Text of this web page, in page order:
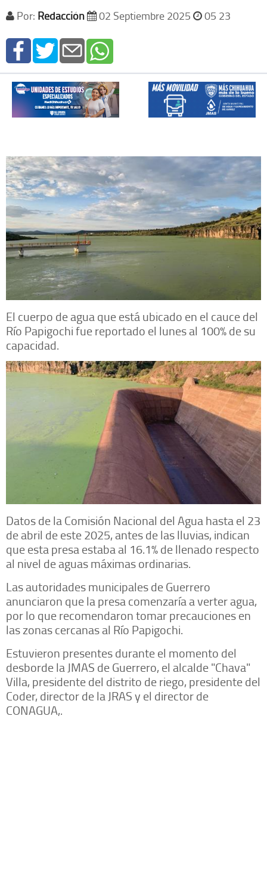
Por: Redacción 02 Septiembre 2025 05 23
El cuerpo de agua que está ubicado en el cauce del
Río Papigochi fue reportado el lunes al 100% de su
capacidad.
Datos de la Comisión Nacional del Agua hasta el 23
de abril de este 2025, antes de las lluvias, indican
que esta presa estaba al 16.1% de llenado respecto
al nivel de aguas máximas ordinarias.
Las autoridades municipales de Guerrero
anunciaron que la presa comenzaría a verter agua,
por lo que recomendaron tomar precauciones en
las zonas cercanas al Río Papigochi.
Estuvieron presentes durante el momento del
desborde la JMAS de Guerrero, el alcalde "Chava"
Villa, presidente del distrito de riego, presidente del
Coder, director de la JRAS y el director de
CONAGUA,.